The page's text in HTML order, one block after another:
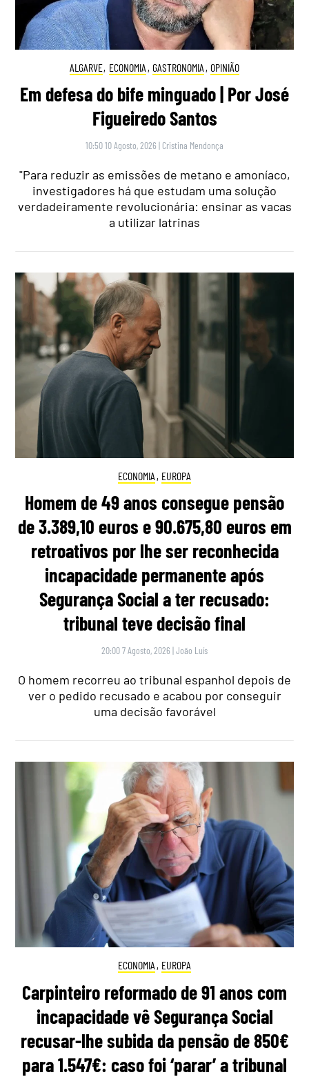
ALGARVE, ECONOMIA , GASTRONOMIA , OPINIÃO
Em defesa do bife minguado | Por José
Figueiredo Santos
10:50 10 Agosto, 2026 | Cristina Mendonça
"Para reduzir as emissões de metano e amoníaco,
investigadores há que estudam uma solução
verdadeiramente revolucionária: ensinar as vacas
a utilizar latrinas
ECONOMIA , EUROPA
Homem de 49 anos consegue pensão
de 3.389,10 euros e 90.675,80 euros em
retroativos por lhe ser reconhecida
incapacidade permanente após
Segurança Social a ter recusado:
tribunal teve decisão final
20:00 7 Agosto, 2026 |João Luís
O homem recorreu ao tribunal espanhol depois de
ver o pedido recusado e acabou por conseguir
uma decisão favorável
ECONOMIA , EUROPA
Carpinteiro reformado de 91 anos com
incapacidade vê Segurança Social
recusar-lhe subida da pensão de 850€
para 1.547€: caso foi ‘parar’ a tribunal